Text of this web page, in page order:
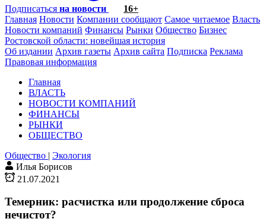
Подписаться на новости
16+
Главная Новости Компании сообщают Самое читаемое Власть
Новости компаний Финансы Рынки Общество Бизнес
Ростовской области: новейшая история
Об издании Архив газеты Архив сайта Подписка Реклама
Правовая информация
Главная
ВЛАСТЬ
НОВОСТИ КОМПАНИЙ
ФИНАНСЫ
РЫНКИ
ОБЩЕСТВО
Общество | Экология
Илья Борисов
21.07.2021
Темерник: расчистка или продолжение сброса
нечистот?